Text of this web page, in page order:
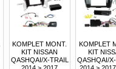
KOMPLET MONT.
KIT NISSAN
QASHQAI/X-TRAIL
KOMPLET
KIT
QASHQAI/X-